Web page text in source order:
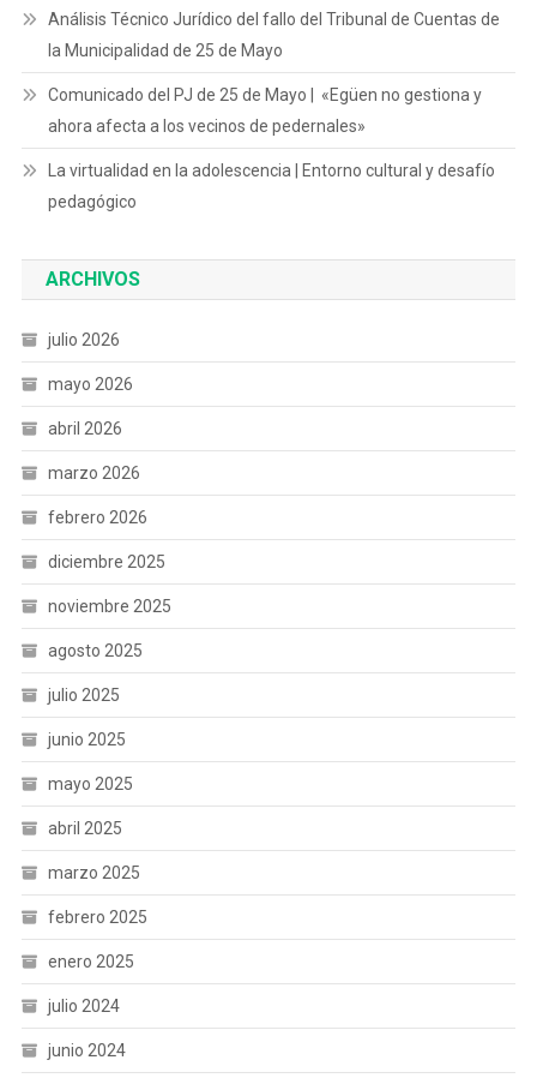
Análisis Técnico Jurídico del fallo del Tribunal de Cuentas de
la Municipalidad de 25 de Mayo
Comunicado del PJ de 25 de Mayo | «Egüen no gestiona y
ahora afecta a los vecinos de pedernales»
La virtualidad en la adolescencia | Entorno cultural y desafío
pedagógico
ARCHIVOS
julio 2026
mayo 2026
abril 2026
marzo 2026
febrero 2026
diciembre 2025
noviembre 2025
agosto 2025
julio 2025
junio 2025
mayo 2025
abril 2025
marzo 2025
febrero 2025
enero 2025
julio 2024
junio 2024